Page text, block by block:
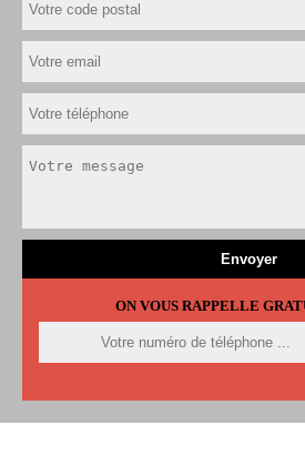
ON VOUS RAPPELLE